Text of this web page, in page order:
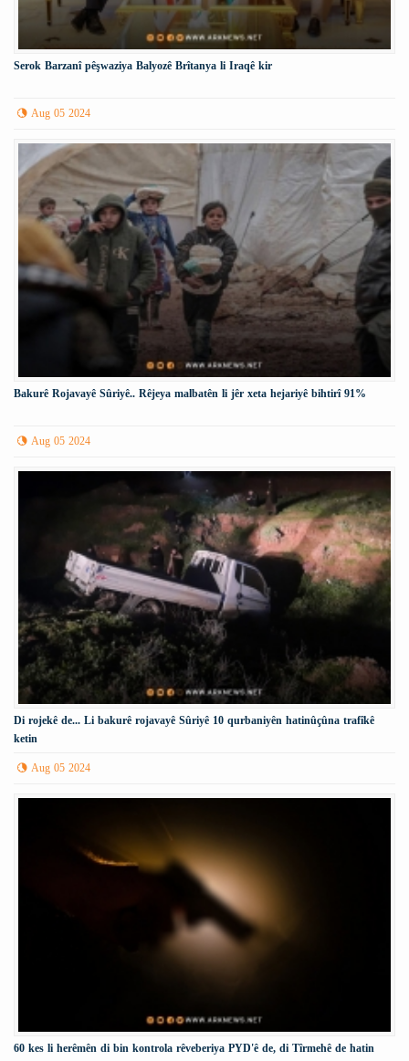
Serok Barzanî pêşwaziya Balyozê Brîtanya li Iraqê kir
Aug 05 2024
Bakurê Rojavayê Sûriyê.. Rêjeya malbatên li jêr xeta hejariyê bihtirî 91%
Aug 05 2024
Di rojekê de... Li bakurê rojavayê Sûriyê 10 qurbaniyên hatinûçûna trafîkê
ketin
Aug 05 2024
60 kes li herêmên di bin kontrola rêveberiya PYD'ê de, di Tîrmehê de hatin